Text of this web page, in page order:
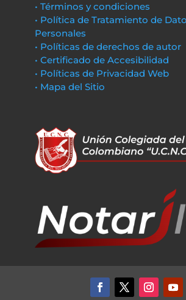
• Términos y condiciones
• Política de Tratamiento de
Personales
• Políticas de derechos de autor
• Certificado de Accesibilidad
• Políticas de Privacidad Web
• Mapa del Sitio